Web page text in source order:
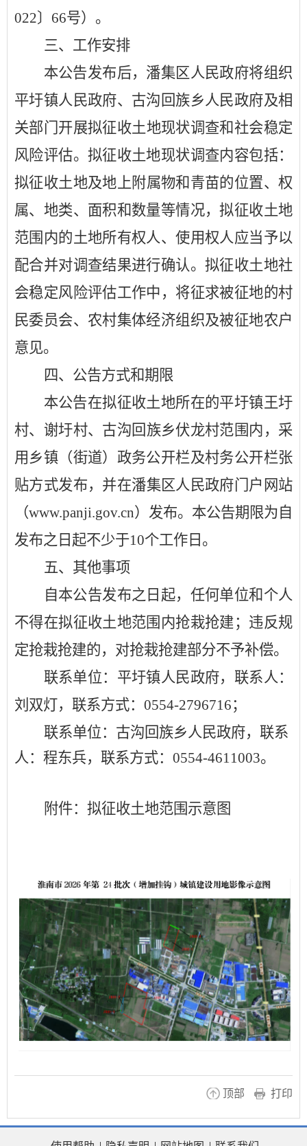
022〕66号）。
三、工作安排
本公告发布后， 潘集区人民政府将组织
平圩镇人民政府、古沟回族乡人民政府及相
关部门 开展拟征收土地现状调查和社会稳定
风险评估。拟征收土地现状调查内容包括：
拟征收土地及地上附属物和青苗的位置、权
属、地类、面积和数量等情况，拟征收土地
范围内的土地所有权人、使用权人应当予以
配合并对调查结果进行确认。拟征收土地社
会稳定风险评估工作中，将征求被征地的村
民委员会、农村集体经济组织及被征地农户
意见。
四、公告方式和期限
本公告在拟征收土地所在的平圩镇王圩
村、 谢圩村、古沟回族乡伏龙村范围内，采
用乡镇（街道）政务公开栏及村务公开栏张
贴方式发布， 并在潘集区人民政府门户网站
（www.panji.gov.cn）发布。本公告期限为自
发布之日起不少于10个工作日。
五、其他事项
自本公告发布之日起，任何单位和个人
不得在拟征收土地范围内抢栽抢建；违反规
定抢栽抢建的，对抢栽抢建部分不予补偿。
联系单位：平圩镇人民政府，联系人：
刘双灯，联系方式： 0554-2796716；
联系单位：古沟回族乡人民政府，联系
人：程东兵，联系方式： 0554-4611003。
附件：拟征收土地范围示意图
顶部 打印